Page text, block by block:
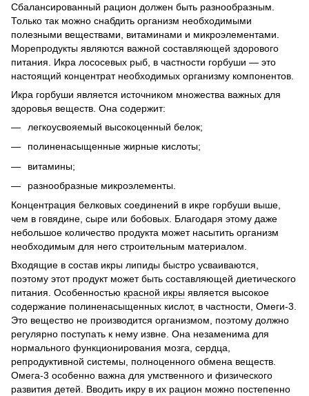
Сбалансированный рацион должен быть разнообразным.
Только так можно снабдить организм необходимыми
полезными веществами, витаминами и микроэлементами.
Морепродукты являются важной составляющей здорового
питания. Икра лососевых рыб, в частности горбуши — это
настоящий концентрат необходимых организму компонентов.
Икра горбуши является источником множества важных для
здоровья веществ. Она содержит:
легкоусвояемый высокоценный белок;
полиненасыщенные жирные кислоты;
витамины;
разнообразные микроэлементы.
Концентрация белковых соединений в икре горбуши выше,
чем в говядине, сыре или бобовых. Благодаря этому даже
небольшое количество продукта может насытить организм
необходимым для него строительным материалом.
Входящие в состав икры липиды быстро усваиваются,
поэтому этот продукт может быть составляющей диетического
питания. Особенностью красной икры является высокое
содержание полиненасыщенных кислот, в частности, Омеги-3.
Это вещество не производится организмом, поэтому должно
регулярно поступать к нему извне. Она незаменима для
нормального функционирования мозга, сердца,
репродуктивной системы, полноценного обмена веществ.
Омега-3 особенно важна для умственного и физического
развития детей. Вводить икру в их рацион можно постепенно